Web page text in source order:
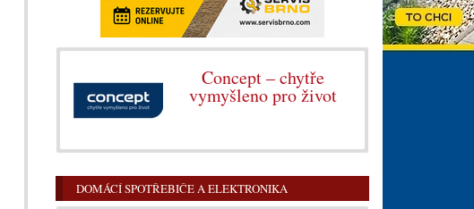
Concept – chytře
vymyšleno pro život
DOMÁCÍ SPOTŘEBIČE A ELEKTRONIKA